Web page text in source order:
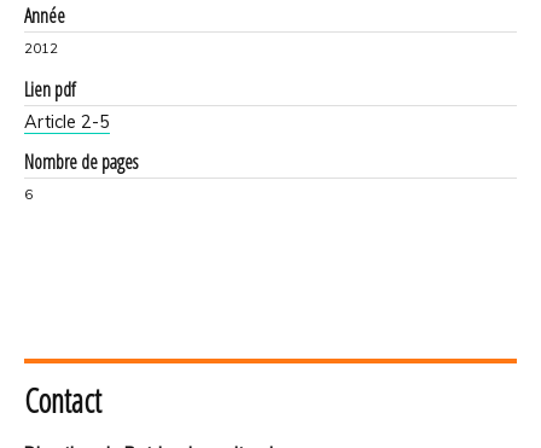
Année
2012
Lien pdf
Article 2-5
Nombre de pages
6
Contact